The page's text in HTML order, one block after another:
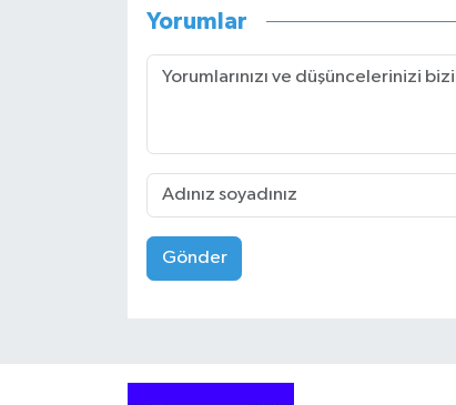
Yorumlar
Gönder